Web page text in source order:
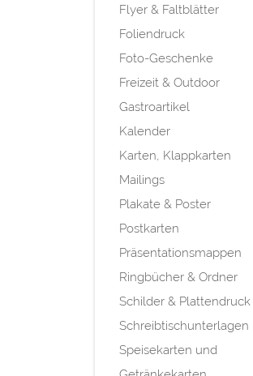
Flyer & Faltblätter
Foliendruck
Foto-Geschenke
Freizeit & Outdoor
Gastroartikel
Kalender
Karten, Klappkarten
Mailings
Plakate & Poster
Postkarten
Präsentationsmappen
Ringbücher & Ordner
Schilder & Plattendruck
Schreibtischunterlagen
Speisekarten und